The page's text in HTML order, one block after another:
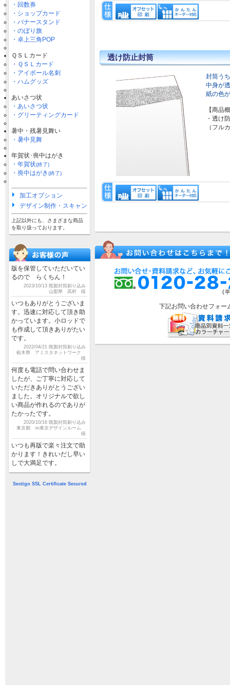
・回数券
・ショップカード
・バナースタンド
・のぼり旗
・卓上三角POP
ＱＳＬカード
・ＱＳＬカード
・アイボール名刺
・ハムグッズ
あいさつ状
・あいさつ状
・グリーティングカード
暑中・残暑見舞い
・暑中見舞
年賀状･喪中はがき
・年賀状(終了)
・喪中はがき(終了)
加工オプション
デザイン制作・スキャン
上記以外にも、さまざまな商品
を取り扱っております。
版を保管していただいてい
るので らくちん！
2023/10/13 既製封筒刷り込み
山梨県 高村 様
いつもありがとうございま
す。迅速に対応して頂き助
かっています。小ロッドで
も作成して頂きありがたい
です。
2022/04/21 既製封筒刷り込み
栃木県 アミスタネットワーク
様
何度も電話で問い合わせま
したが、ご丁寧に対応して
いただきありがとうござい
ました。オリジナルで欲し
い商品が作れるのでありが
たかったです。
2020/10/16 既製封筒刷り込み
東京都 ㈱東京デザインルーム
様
いつも再版で楽々注文で助
かります！きれいだし早い
しで大満足です。
2016/11/10 既製封筒刷り込み
Sectigo SSL Certificate Secured
透け防止封筒
封筒う
中身が
紙の色
【商品
・透け
（フル
下記お問い合わせフォー